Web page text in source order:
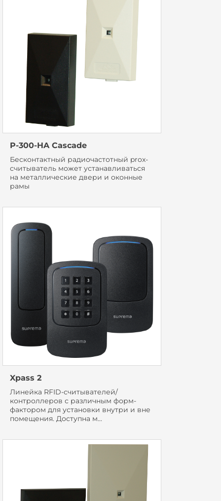
P-300-HA Cascade
Бесконтактный радиочастотный prox-
считыватель может устанавливаться
на металлические двери и оконные
рамы
Xpass 2
Линейка RFID-считывателей/
контроллеров с различным форм-
фактором для установки внутри и вне
помещения. Доступна м...